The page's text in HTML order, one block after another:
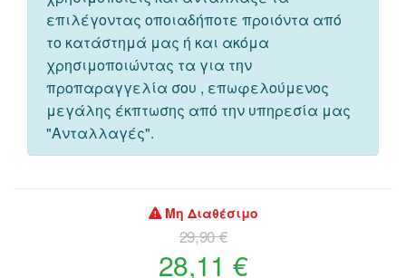
επιλέγοντας οποιαδήποτε προιόντα από
το κατάστημά μας ή και ακόμα
χρησιμοποιώντας τα για την
προπαραγγελία σου , επωφελούμενος
μεγάλης έκπτωσης από την υπηρεσία μας
"Ανταλλαγές".
Μη Διαθέσιμο
29,90 €
28,11 €